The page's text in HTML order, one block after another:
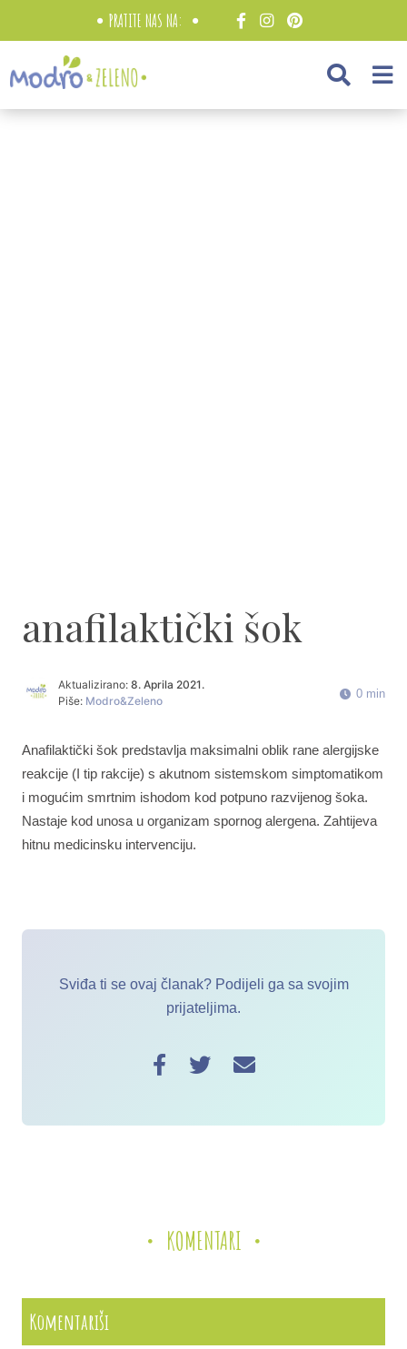
PRATITE NAS NA:
anafilaktički šok
Aktualizirano: 8. Aprila 2021.
Piše: Modro&Zeleno
0 min
Anafilaktički šok predstavlja maksimalni oblik rane alergijske
reakcije (I tip rakcije) s akutnom sistemskom simptomatikom
i mogućim smrtnim ishodom kod potpuno razvijenog šoka.
Nastaje kod unosa u organizam spornog alergena. Zahtijeva
hitnu medicinsku intervenciju.
Sviđa ti se ovaj članak? Podijeli ga sa svojim
prijateljima.
KOMENTARI
Komentariši